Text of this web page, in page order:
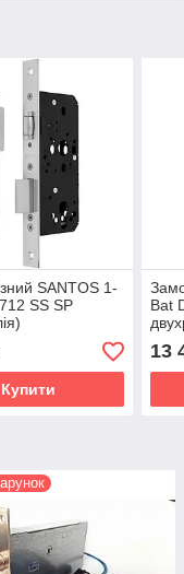
SANTOS 1-
SS SP
Купити
Bat
13